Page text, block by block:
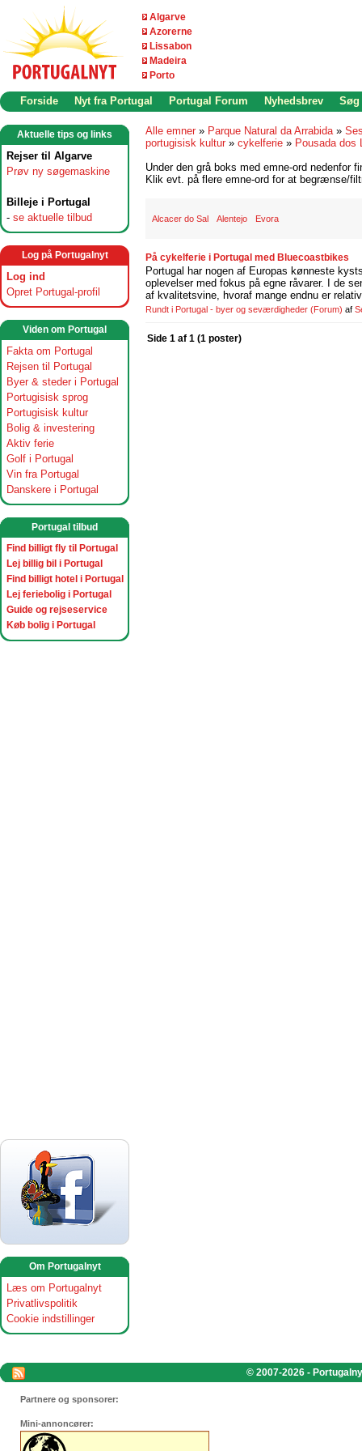
Algarve
Azorerne
Lissabon
Madeira
Porto
Forside Nyt fra Portugal Portugal Forum Nyhedsbrev Søg
Aktuelle tips og links
Rejser til Algarve
Prøv ny søgemaskine
Billeje i Portugal
- se aktuelle tilbud
Log på Portugalnyt
Log ind
Opret Portugal-profil
Viden om Portugal
Fakta om Portugal
Rejsen til Portugal
Byer & steder i Portugal
Portugisisk sprog
Portugisisk kultur
Bolig & investering
Aktiv ferie
Golf i Portugal
Vin fra Portugal
Danskere i Portugal
Portugal tilbud
Find billigt fly til Portugal
Lej billig bil i Portugal
Find billigt hotel i Portugal
Lej feriebolig i Portugal
Guide og rejseservice
Køb bolig i Portugal
Om Portugalnyt
Læs om Portugalnyt
Privatlivspolitik
Cookie indstillinger
Alle emner » Parque Natural da Arrabida»
portugisisk kultur » cykelferie » Pousada dos
Under den grå boks med emne-ord nedenfor
Klik evt. på flere emne-ord for at begrænse/
Alcacer do Sal Alentejo Evora
På cykelferie i Portugal med Bluecoastbikes
Portugal har nogen af Europas kønneste
oplevelser med fokus på egne råvarer. I de
af kvalitetsvine, hvoraf mange endnu er
Rundt i Portugal - byer og seværdigheder (Forum) af
Side 1 af 1 (1 poster)
© 2007-2026 -
Partnere og sponsorer:
Mini-annoncører: